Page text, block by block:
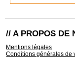
// A PROPOS DE
Mentions légales
Conditions générales de